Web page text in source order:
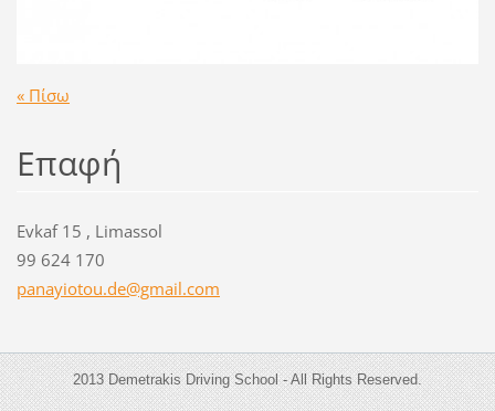
« Πίσω
Επαφή
Evkaf 15 , Limassol
99 624 170
panayiotou.de@gmail.com
2013 Demetrakis Driving School - All Rights Reserved.